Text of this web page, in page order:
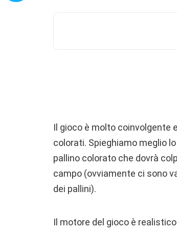
Il gioco è molto coinvolgente
colorati. Spieghiamo meglio
pallino colorato che dovrà
campo (ovviamente ci sono
dei pallini).
Il motore del gioco è